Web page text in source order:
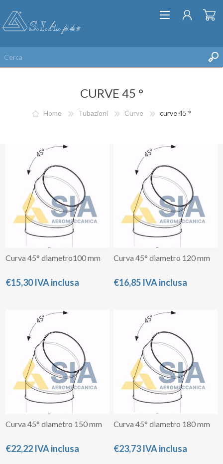
REGISTRATI
ACCESSO
LISTA DEI DESIDERI
CURVE 45 °
Home Tubazioni Curve curve 45 °
Curva 45° diametro100 mm
€15,30 IVA inclusa
Curva 45° diametro 120 mm
€16,85 IVA inclusa
Curva 45° diametro 150 mm
€22,22 IVA inclusa
Curva 45° diametro 180 mm
€23,73 IVA inclusa